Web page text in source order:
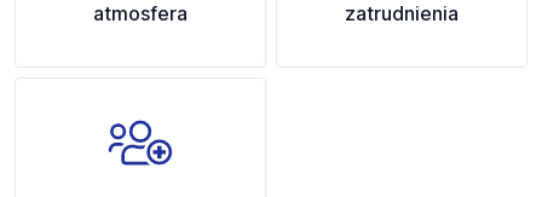
atmosfera
zatrudnienia